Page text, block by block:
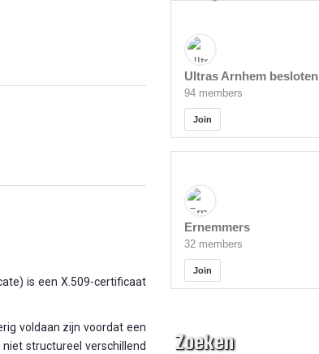
is een X.509-certificaat
voldaan zijn voordat een
structureel verschillend
Ultras Arnhem besloten
94 members
Join
Ernemmers
32 members
Join
Zoeken